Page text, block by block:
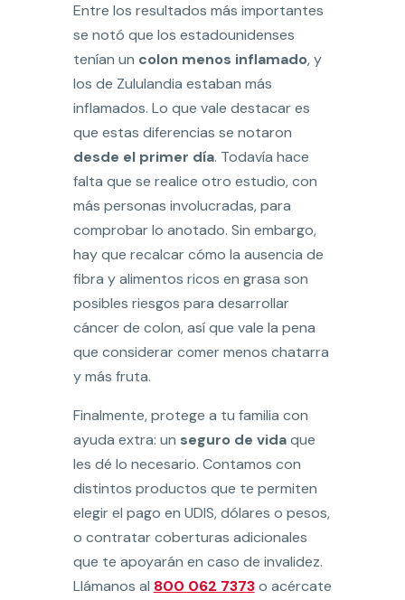
Entre los resultados más importantes
se notó que los estadounidenses
tenían un colon menos inflamado, y
los de Zululandia estaban más
inflamados. Lo que vale destacar es
que estas diferencias se notaron
desde el primer día. Todavía hace
falta que se realice otro estudio, con
más personas involucradas, para
comprobar lo anotado. Sin embargo,
hay que recalcar cómo la ausencia de
fibra y alimentos ricos en grasa son
posibles riesgos para desarrollar
cáncer de colon, así que vale la pena
que considerar comer menos chatarra
y más fruta.
Finalmente, protege a tu familia con
ayuda extra: un seguro de vidaque
les dé lo necesario. Contamos con
distintos productos que te permiten
elegir el pago en UDIS, dólares o pesos,
o contratar coberturas adicionales
que te apoyarán en caso de invalidez.
Llámanos al 800 062 7373o acércate